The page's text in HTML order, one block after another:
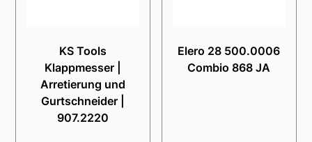
KS Tools
Klappmesser |
Arretierung und
Gurtschneider |
907.2220
Elero 28 500.0006
Combio 868 JA